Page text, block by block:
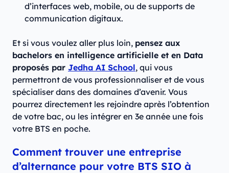
d’interfaces web, mobile, ou de supports de
communication digitaux.
Et si vous voulez aller plus loin, pensez aux
bachelors en intelligence artificielle et en Data
proposés par Jedha AI School, qui vous
permettront de vous professionnaliser et de vous
spécialiser dans des domaines d’avenir. Vous
pourrez directement les rejoindre après l’obtention
de votre bac, ou les intégrer en 3e année une fois
votre BTS en poche.
Comment trouver une entreprise
d’alternance pour votre BTS SIO à